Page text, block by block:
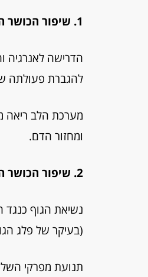
1. שיפור הכושר האירובי (סבולת לב ריאה)
הדרישה לאנרגיה
להגברת פעולתה
מערכת הלב ריאה
ומחזור הדם.
2. שיפור הכושר השרירי
נשיאת הגוף
(בעיקר של פלג
תנועת מפרקי